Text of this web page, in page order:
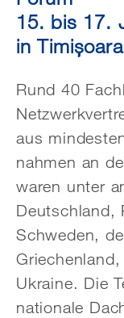
15. bis 17.
in
Rund 40
aus
nahmen an
waren unter
Deutschland,
Schweden,
Ukraine. Die
nationale